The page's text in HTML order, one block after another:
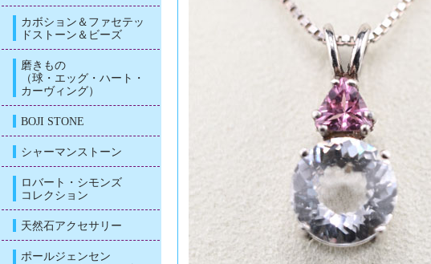
カボション＆ファセテッ
ドストーン＆ビーズ
磨きもの
（球・エッグ・ハート・
カーヴィング）
BOJI STONE
シャーマンストーン
ロバート・シモンズ
コレクション
天然石アクセサリー
ポールジェンセン